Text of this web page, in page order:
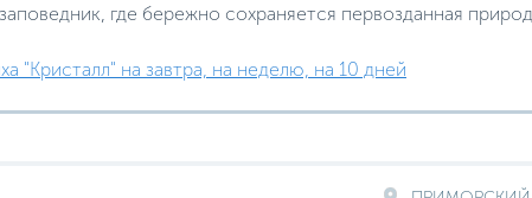
где бережно сохраняется первозданная
"Кристалл" на завтра, на неделю, на 10 дней